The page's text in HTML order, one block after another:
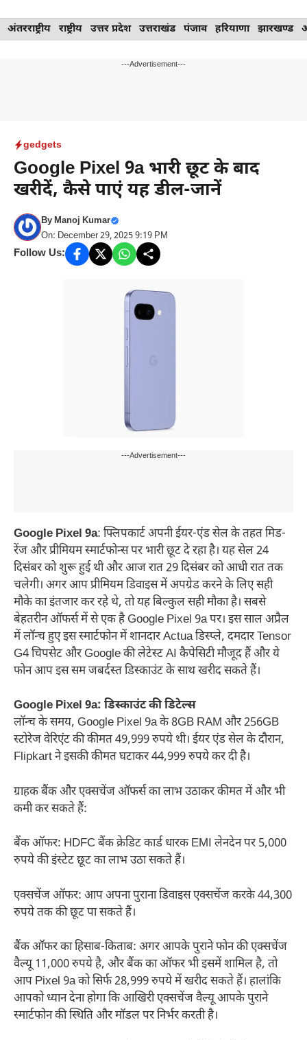
Skip
to
अंतरराष्ट्रीय राष्ट्रीय उत्तर प्रदेश उत्तराखंड पंजाब हरियाणा झारखण्ड
---Advertisement---
gedgets
Google Pixel 9a भारी छूट के बाद
खरीदें, कैसे पाएं यह डील-जानें
ByManoj Kumar
On: December 29, 2025 9:19 PM
Follow Us:
---Advertisement---
Google Pixel 9a: फ्लिपकार्ट अपनी ईयर-एंड सेल के तहत मिड-
रेंज और प्रीमियम स्मार्टफोन्स पर भारी छूट दे रहा है। यह सेल 24
दिसंबर को शुरू हुई थी और आज रात 29 दिसंबर को आधी रात तक
चलेगी। अगर आप प्रीमियम डिवाइस में अपग्रेड करने के लिए सही
मौके का इंतजार कर रहे थे, तो यह बिल्कुल सही मौका है। सबसे
बेहतरीन ऑफर्स में से एक है Google Pixel 9a पर। इस साल अप्रैल
में लॉन्च हुए इस स्मार्टफोन में शानदार Actua डिस्प्ले, दमदार Tensor
G4 चिपसेट और Google की लेटेस्ट AI कैपेसिटी मौजूद हैं और ये
फोन आप इस सम जबर्दस्त डिस्काउंट के साथ खरीद सकते हैं।
Google Pixel 9a: डिस्काउंट की डिटेल्स
लॉन्च के समय, Google Pixel 9a के 8GB RAM और 256GB
स्टोरेज वेरिएंट की कीमत 49,999 रुपये थी। ईयर एंड सेल के दौरान,
Flipkart ने इसकी कीमत घटाकर 44,999 रुपये कर दी है।
ग्राहक बैंक और एक्सचेंज ऑफर्स का लाभ उठाकर कीमत में और भी
कमी कर सकते हैं:
बैंक ऑफर: HDFC बैंक क्रेडिट कार्ड धारक EMI लेनदेन पर 5,000
रुपये की इंस्टेट छूट का लाभ उठा सकते हैं।
एक्सचेंज ऑफर: आप अपना पुराना डिवाइस एक्सचेंज करके 44,300
रुपये तक की छूट पा सकते हैं।
बैंक ऑफर का हिसाब-किताब: अगर आपके पुराने फोन की एक्सचेंज
वैल्यू 11,000 रुपये है, और बैंक का ऑफर भी इसमें शामिल है, तो
आप Pixel 9a को सिर्फ 28,999 रुपये में खरीद सकते हैं। हालांकि
आपको ध्यान देना होगा कि आखिरी एक्सचेंज वैल्यू आपके पुराने
स्मार्टफोन की स्थिति और मॉडल पर निर्भर करती है।